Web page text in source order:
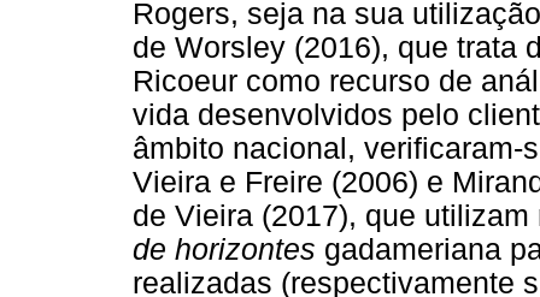
Rogers, seja na sua
de Worsley (2016), que trata
Ricoeur como recurso de
vida desenvolvidos pelo
âmbito nacional, verificaram-
Vieira e Freire (2006) e
de Vieira (2017), que
de horizontes gadameriana
realizadas (respectivamente